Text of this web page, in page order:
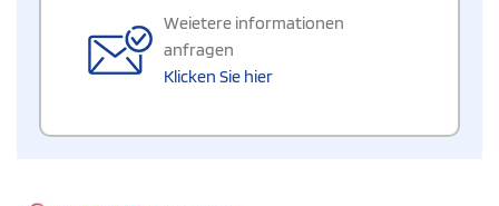
Weietere informationen
anfragen
Klicken Sie hier